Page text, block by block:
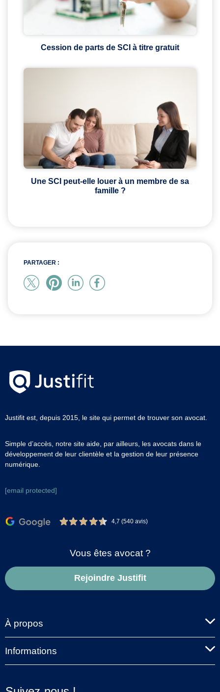
Cession de parts de SCI à titre gratuit
Une SCI peut-elle louer à un membre de sa
famille ?
PARTAGER :
Justifit est, depuis 2015, le site qui permet de trouver son avocat.
Simple d’accès, notre site aide, par ailleurs, les avocats dans le
développement de leur clientèle et la gestion de leur présence
numérique.
[email protected]
4,7 (540 avis)
Vous êtes avocat ?
Rejoindre Justifit
À propos
Informations